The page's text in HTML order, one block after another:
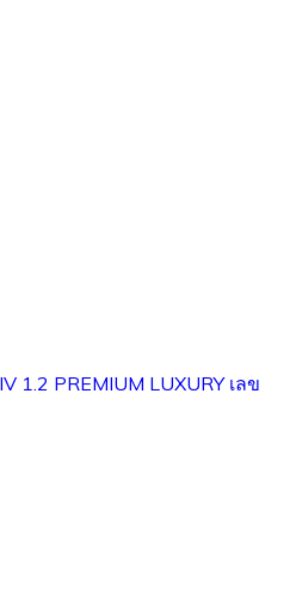
1.2 PREMIUM LUXURY เลข